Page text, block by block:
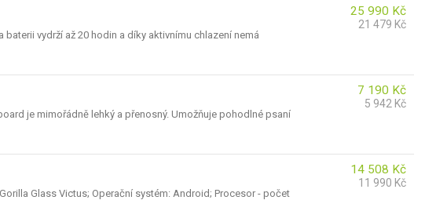
vydrží až 20 hodin a díky aktivnímu chlazení nemá
25 990 Kč
21 479 Kč
je mimořádně lehký a přenosný. Umožňuje pohodlné psaní
7 190 Kč
5 942 Kč
Glass Victus; Operační systém: Android; Procesor - počet
14 508 Kč
11 990 Kč